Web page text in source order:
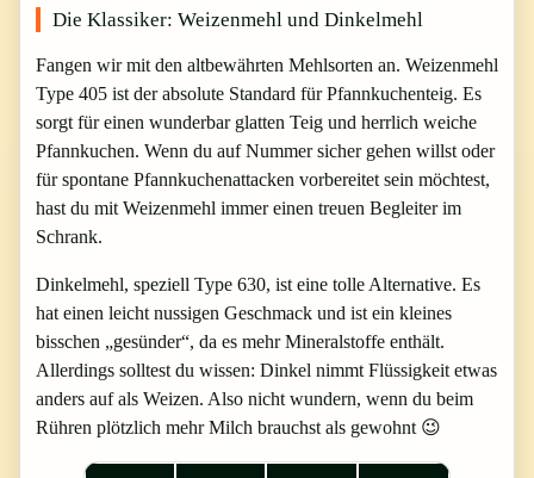
Die Klassiker: Weizenmehl und Dinkelmehl
Fangen wir mit den altbewährten Mehlsorten an. Weizenmehl
Type 405 ist der absolute Standard für Pfannkuchenteig. Es
sorgt für einen wunderbar glatten Teig und herrlich weiche
Pfannkuchen. Wenn du auf Nummer sicher gehen willst oder
für spontane Pfannkuchenattacken vorbereitet sein möchtest,
hast du mit Weizenmehl immer einen treuen Begleiter im
Schrank.
Dinkelmehl, speziell Type 630, ist eine tolle Alternative. Es
hat einen leicht nussigen Geschmack und ist ein kleines
bisschen „gesünder“, da es mehr Mineralstoffe enthält.
Allerdings solltest du wissen: Dinkel nimmt Flüssigkeit etwas
anders auf als Weizen. Also nicht wundern, wenn du beim
Rühren plötzlich mehr Milch brauchst als gewohnt 😉